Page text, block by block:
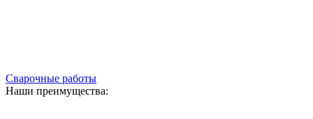
Сварочные работы
Наши преимущества: